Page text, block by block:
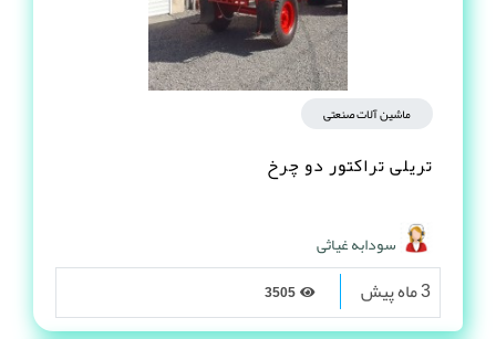
ماشین آلات صنعتی
تریلی تراکتور دو چرخ
سودابه غیاثی
3 ماه پیش